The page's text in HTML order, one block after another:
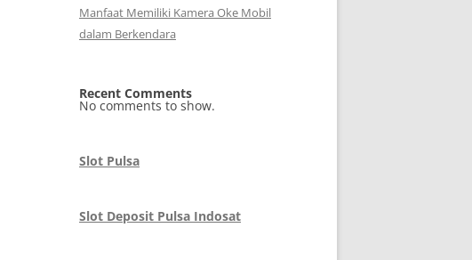
Manfaat Memiliki Kamera Oke Mobil
dalam Berkendara
Recent Comments
No comments to show.
Slot Pulsa
Slot Deposit Pulsa Indosat